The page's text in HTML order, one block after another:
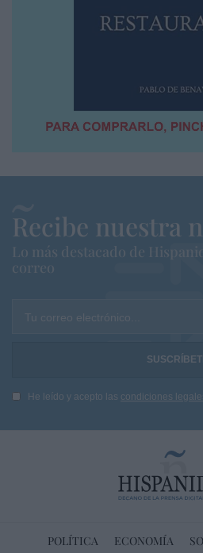
Recibe nuestra
Lo más destacado de
correo
Tu correo electrónico...
He leído y acepto las condiciones
POLÍTICA ECONOMÍA